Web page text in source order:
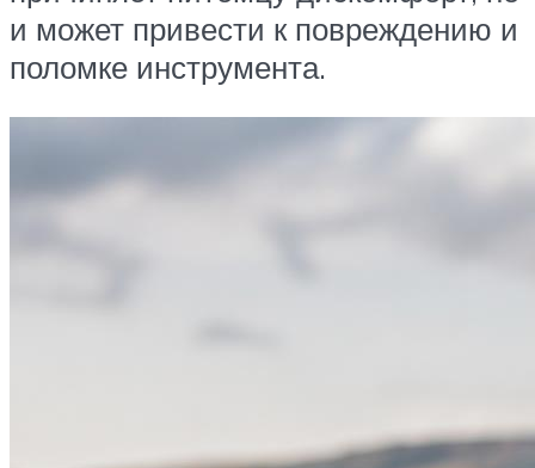
и может привести к повреждению и
поломке инструмента.